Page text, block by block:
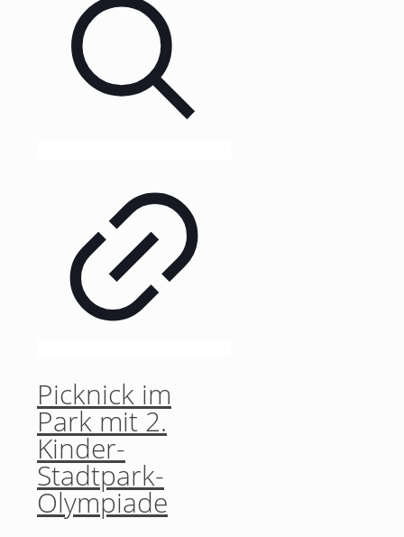
Picknick im
Park mit 2.
Kinder-
Stadtpark-
Olympiade